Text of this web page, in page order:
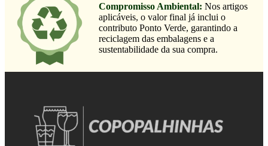
Compromisso Ambiental: Nos artigos
aplicáveis, o valor final já inclui o
contributo Ponto Verde, garantindo a
reciclagem das embalagens e a
sustentabilidade da sua compra.